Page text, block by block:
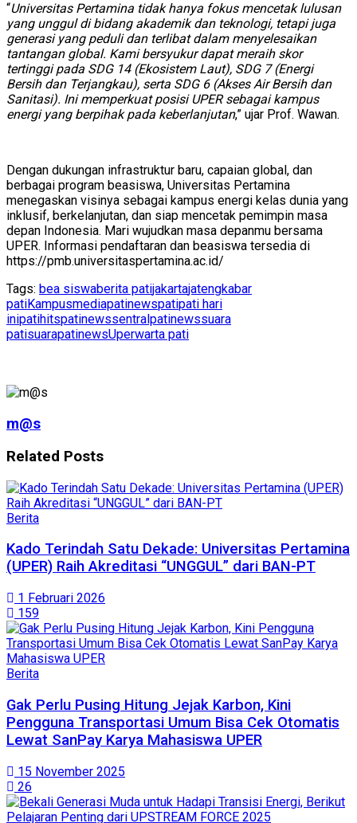
“Universitas Pertamina tidak hanya fokus mencetak lulusan
yang unggul di bidang akademik dan teknologi, tetapi juga
generasi yang peduli dan terlibat dalam menyelesaikan
tantangan global. Kami bersyukur dapat meraih skor
tertinggi pada SDG 14 (Ekosistem Laut), SDG 7 (Energi
Bersih dan Terjangkau), serta SDG 6 (Akses Air Bersih dan
Sanitasi). Ini memperkuat posisi UPER sebagai kampus
energi yang berpihak pada keberlanjutan,” ujar Prof. Wawan.
Dengan dukungan infrastruktur baru, capaian global, dan
berbagai program beasiswa, Universitas Pertamina
menegaskan visinya sebagai kampus energi kelas dunia yang
inklusif, berkelanjutan, dan siap mencetak pemimpin masa
depan Indonesia. Mari wujudkan masa depanmu bersama
UPER. Informasi pendaftaran dan beasiswa tersedia di
https://pmb.universitaspertamina.ac.id/
Tags: bea siswaberita patijakartajatengkabar
patiKampusmediapatinewspatipati hari
inipatihitspatinewssentralpatinewssuara
patisuarapatinewsUperwarta pati
m@s
Related Posts
Berita
Kado Terindah Satu Dekade: Universitas Pertamina
(UPER) Raih Akreditasi “UNGGUL” dari BAN-PT
1 Februari 2026
159
Berita
Gak Perlu Pusing Hitung Jejak Karbon, Kini
Pengguna Transportasi Umum Bisa Cek Otomatis
Lewat SanPay Karya Mahasiswa UPER
15 November 2025
26